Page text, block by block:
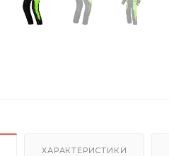
ХАРАКТЕРИСТИКИ